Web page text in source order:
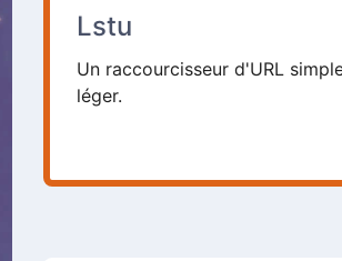
Lstu
Un raccourcisseur d'URL
léger.